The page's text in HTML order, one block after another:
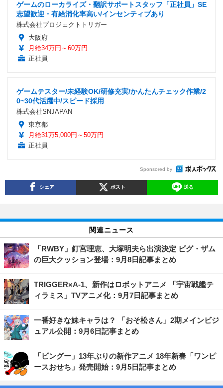
ゲームのローカライズ・翻訳サポートスタッフ「正社員」SE
志望歓迎・有給消化率高い/インセンティブあり
株式会社プロジェクトトリガー
大阪府
月給34万円～60万円
正社員
ゲームテスター/未経験OK/研修充実/かんたんチェック作業/2
0~30代活躍中/スピード採用
株式会社SNJAPAN
東京都
月給31万5,000円～50万円
正社員
Sponsored by
シェア ポスト 送る
関連ニュース
「RWBY」釘宮理恵、大塚明夫ら出演決定 ビグ・ザム
の巨大クッション登場：9月8日記事まとめ
TRIGGER×A-1、新作はロボットアニメ 「宇宙戦艦テ
ィラミス」TVアニメ化：9月7日記事まとめ
一番好きな妹キャラは？ 「おそ松さん」2期メインビジ
ュアル公開：9月6日記事まとめ
「ピングー」13年ぶりの新作アニメ 18年新春「ワンピ
ースおせち」発売開始：9月5日記事まとめ